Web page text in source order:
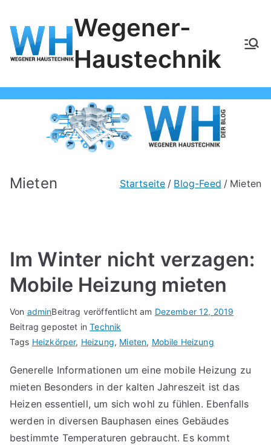
Inhalt
springen
Wegener-
Haustechnik
Mieten Startseite Blog-Feed Mieten
Im Winter nicht verzagen:
Mobile Heizung mieten
Von adminBeitrag veröffentlicht am Dezember 12, 2019
Beitrag gepostet inTechnik
Tags Heizkörper, Heizung, Mieten, Mobile Heizung
Generelle Informationen um eine mobile Heizung zu
mieten Besonders in der kalten Jahreszeit ist das
Heizen essentiell, um sich wohl zu fühlen. Ebenfalls
werden in diversen Bauphasen eines Gebäudes
bestimmte Temperaturen gebraucht. Es kommt